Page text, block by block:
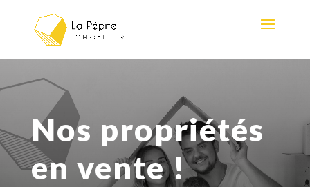
Nos propriétés
en vente !